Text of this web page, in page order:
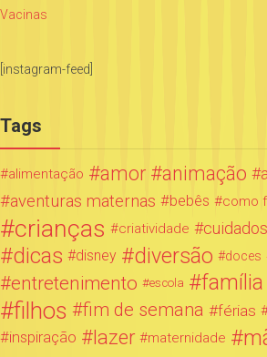
Vacinas
[instagram-feed]
Tags
alimentação amor animação
aventuras maternas bebês como
crianças criatividade cuidados
dicas disney diversão doces
entretenimento escola família
filhos fim de semana férias
inspiração lazer maternidade